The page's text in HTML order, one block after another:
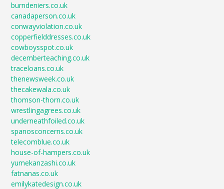
burndeniers.co.uk
canadaperson.co.uk
conwayviolation.co.uk
copperfielddresses.co.uk
cowboysspot.co.uk
decemberteaching.co.uk
traceloans.co.uk
thenewsweek.co.uk
thecakewala.co.uk
thomson-thorn.co.uk
wrestlingagrees.co.uk
underneathfoiled.co.uk
spanosconcerns.co.uk
telecomblue.co.uk
house-of-hampers.co.uk
yumekanzashi.co.uk
fatnanas.co.uk
emilykatedesign.co.uk